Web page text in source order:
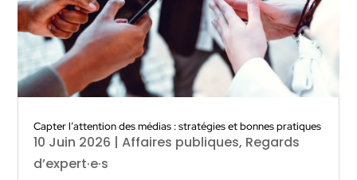
Capter l’attention des médias : stratégies et bonnes pratiques
10 Juin 2026 |Affaires publiques, Regards
d’expert·e·s